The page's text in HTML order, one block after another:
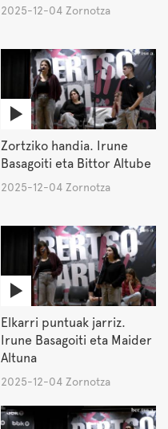
2025-12-04 Zornotza
Zortziko handia. Irune
Basagoiti eta Bittor Altube
2025-12-04 Zornotza
Elkarri puntuak jarriz.
Irune Basagoiti eta Maider
Altuna
2025-12-04 Zornotza